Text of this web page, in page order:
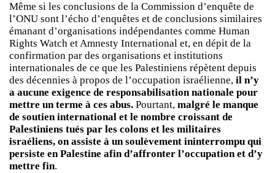
Même si les conclusions de la Commission d’enquête de
l’ONU sont l’écho d’enquêtes et de conclusions similaires
émanant d’organisations indépendantes comme Human
Rights Watch et Amnesty International et, en dépit de la
confirmation par des organisations et institutions
internationales de ce que les Palestiniens répètent depuis
des décennies à propos de l’occupation israélienne, il n’y
a aucune exigence de responsabilisation nationale pour
mettre un terme à ces abus. Pourtant, malgré le manque
de soutien international et le nombre croissant de
Palestiniens tués par les colons et les militaires
israéliens, on assiste à un soulèvement ininterrompu qui
persiste en Palestine afin d’affronter l’occupation et d’y
mettre fin.